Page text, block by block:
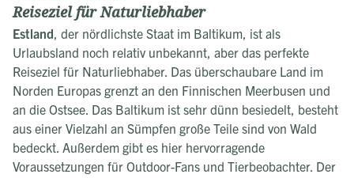
Reiseziel für Naturliebhaber
Estland , der nördlichste Staat im Baltikum, ist als
Urlaubsland noch relativ unbekannt, aber das perfekte
Reiseziel für Naturliebhaber. Das überschaubare Land im
Norden Europas grenzt an den Finnischen Meerbusen und
an die Ostsee. Das Baltikum ist sehr dünn besiedelt, besteht
aus einer Vielzahl an Sümpfen große Teile sind von Wald
bedeckt. Außerdem gibt es hier hervorragende
Voraussetzungen für Outdoor-Fans und Tierbeobachter. Der